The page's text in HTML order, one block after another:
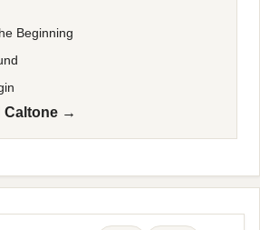
Beginning
Caltone →